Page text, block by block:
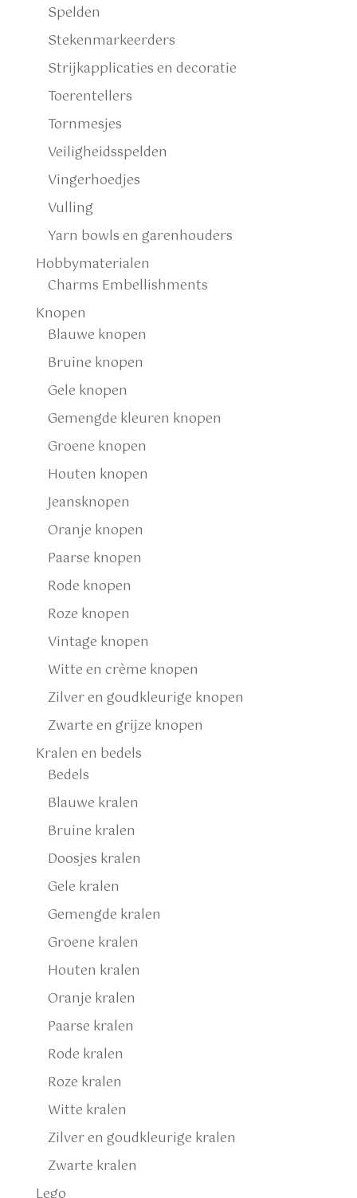
Spelden
Stekenmarkeerders
Strijkapplicaties en decoratie
Toerentellers
Tornmesjes
Veiligheidsspelden
Vingerhoedjes
Vulling
Yarn bowls en garenhouders
Hobbymaterialen
Charms Embellishments
Knopen
Blauwe knopen
Bruine knopen
Gele knopen
Gemengde kleuren knopen
Groene knopen
Houten knopen
Jeansknopen
Oranje knopen
Paarse knopen
Rode knopen
Roze knopen
Vintage knopen
Witte en crème knopen
Zilver en goudkleurige knopen
Zwarte en grijze knopen
Kralen en bedels
Bedels
Blauwe kralen
Bruine kralen
Doosjes kralen
Gele kralen
Gemengde kralen
Groene kralen
Houten kralen
Oranje kralen
Paarse kralen
Rode kralen
Roze kralen
Witte kralen
Zilver en goudkleurige kralen
Zwarte kralen